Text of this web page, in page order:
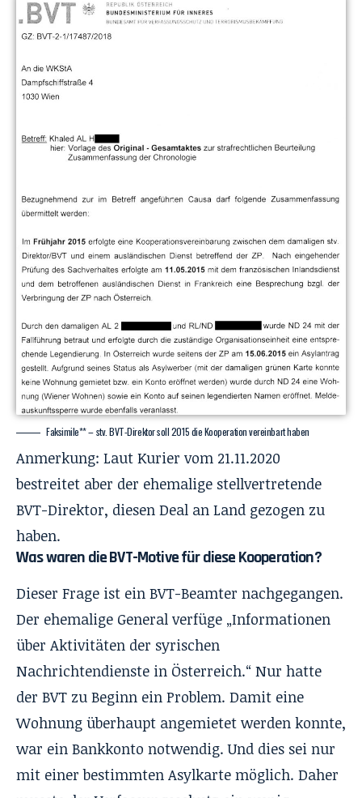
Faksimile** – stv. BVT-Direktor soll 2015 die Kooperation vereinbart haben
Anmerkung: Laut Kurier vom 21.11.2020
bestreitet aber der ehemalige stellvertretende
BVT-Direktor, diesen Deal an Land gezogen zu
haben.
Was waren die BVT-Motive für diese Kooperation?
Dieser Frage ist ein BVT-Beamter nachgegangen.
Der ehemalige General verfüge „Informationen
über Aktivitäten der syrischen
Nachrichtendienste in Österreich.“ Nur hatte
der BVT zu Beginn ein Problem. Damit eine
Wohnung überhaupt angemietet werden konnte,
war ein Bankkonto notwendig. Und dies sei nur
mit einer bestimmten Asylkarte möglich. Daher